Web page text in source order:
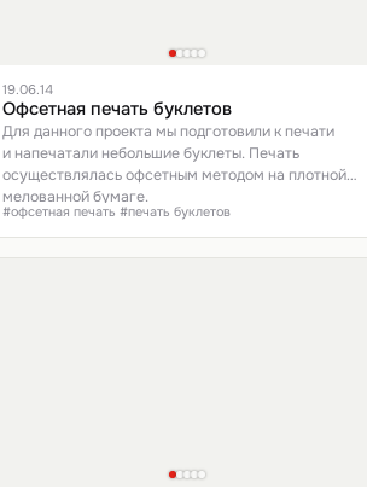
19.06.14
Офсетная печать буклетов
Для данного проекта мы подготовили к печати
и напечатали небольшие буклеты. Печать
осуществлялась офсетным методом на плотной
мелованной бумаге.
#офсетная печать #печать буклетов